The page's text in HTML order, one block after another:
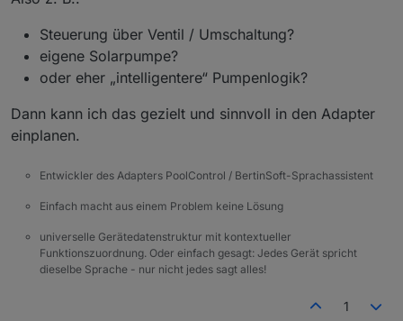
Steuerung über Ventil / Umschaltung?
eigene Solarpumpe?
oder eher „intelligentere“ Pumpenlogik?
Dann kann ich das gezielt und sinnvoll in den Adapter
einplanen.
Entwickler des Adapters PoolControl / BertinSoft-Sprachassistent
Einfach macht aus einem Problem keine Lösung
universelle Gerätedatenstruktur mit kontextueller
Funktionszuordnung. Oder einfach gesagt: Jedes Gerät spricht
dieselbe Sprache - nur nicht jedes sagt alles!
1